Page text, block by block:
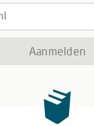
Aanmelden